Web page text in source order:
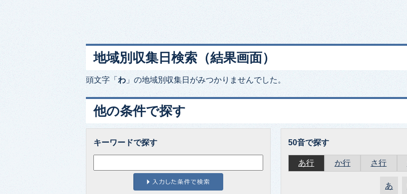
地域別収集日検索 （結果画面）
頭文字「 わ 」の地域別収集日 がみつかりませんでした。
他の条件で探す
キーワードで探す 50音で探す
あ行 か行 さ行
あ